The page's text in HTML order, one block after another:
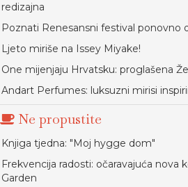
redizajna
Poznati Renesansni festival ponovno
Ljeto miriše na Issey Miyake!
One mijenjaju Hrvatsku: proglašena
Andart Perfumes: luksuzni mirisi
Ne propustite
Knjiga tjedna: "Moj hygge dom"
Frekvencija radosti: očaravajuća nova
Garden